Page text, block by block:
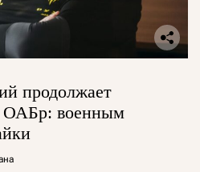
продолжает
ОАБр: военным